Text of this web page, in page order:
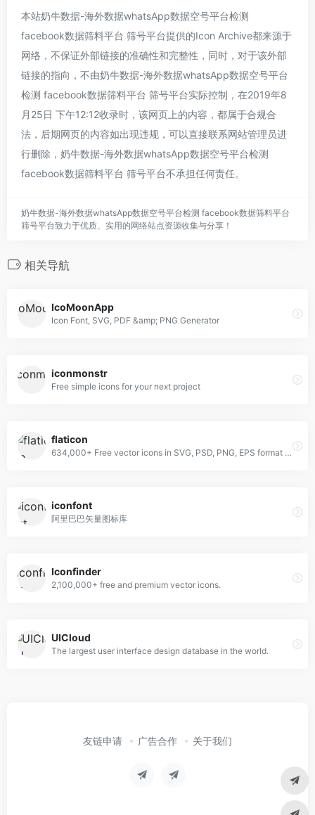
本站奶牛数据-海外数据whatsApp数据空号平台检测
facebook数据筛料平台 筛号平台提供的Icon Archive都来源于
网络，不保证外部链接的准确性和完整性，同时，对于该外部
链接的指向，不由奶牛数据-海外数据whatsApp数据空号平台
检测 facebook数据筛料平台 筛号平台实际控制，在2019年8
月25日 下午12:12收录时，该网页上的内容，都属于合规合
法，后期网页的内容如出现违规，可以直接联系网站管理员进
行删除，奶牛数据-海外数据whatsApp数据空号平台检测
facebook数据筛料平台 筛号平台不承担任何责任。
奶牛数据-海外数据whatsApp数据空号平台检测 facebook数据筛料平台
筛号平台致力于优质、实用的网络站点资源收集与分享！
相关导航
IcoMoonApp
Icon Font, SVG, PDF &amp; PNG Generator
iconmonstr
Free simple icons for your next project
flaticon
634,000+ Free vector icons in SVG, PSD, PNG, EPS format or as ICON FONT.
iconfont
阿里巴巴矢量图标库
Iconfinder
2,100,000+ free and premium vector icons.
UICloud
The largest user interface design database in the world.
友链申请 广告合作 关于我们